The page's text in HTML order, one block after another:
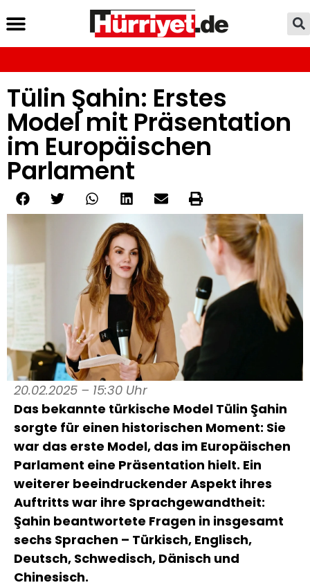
Tülin Şahin: Erstes
Model mit Präsentation
im Europäischen
Parlament
20.02.2025 – 15:30 Uhr
Das bekannte türkische Model Tülin Şahin
sorgte für einen historischen Moment: Sie
war das erste Model, das im Europäischen
Parlament eine Präsentation hielt. Ein
weiterer beeindruckender Aspekt ihres
Auftritts war ihre Sprachgewandtheit:
Şahin beantwortete Fragen in insgesamt
sechs Sprachen – Türkisch, Englisch,
Deutsch, Schwedisch, Dänisch und
Chinesisch.